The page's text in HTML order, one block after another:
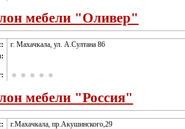
мебели "Оливер"
г. Махачкала, ул. А.Султана 86
мебели "Россия"
г.Махачкала, пр.Акушинского,29